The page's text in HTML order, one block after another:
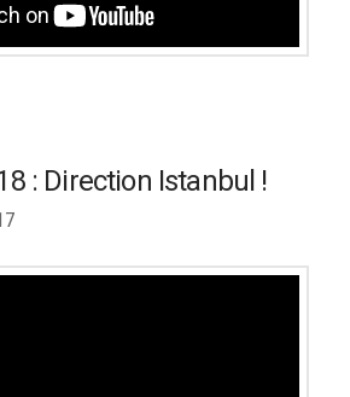
: Direction Istanbul !